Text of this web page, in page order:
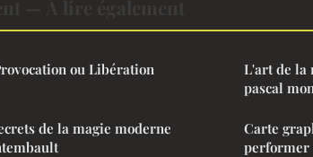
ou Libération
de la magie moderne
L'art de la
pascal
Carte
performer